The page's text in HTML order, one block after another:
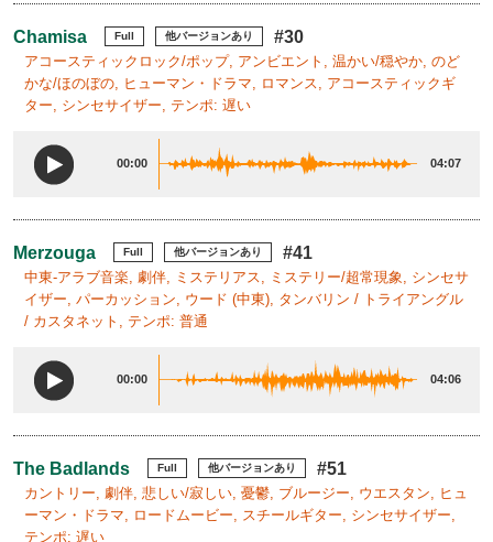
Chamisa Full 他バージョンあり #30
アコースティックロック/ポップ, アンビエント, 温かい/穏やか, のど
かな/ほのぼの, ヒューマン・ドラマ, ロマンス, アコースティックギ
ター, シンセサイザー, テンポ: 遅い
00:00 04:07
Merzouga Full 他バージョンあり #41
中東-アラブ音楽, 劇伴, ミステリアス, ミステリー/超常現象, シンセサ
イザー, パーカッション, ウード (中東), タンバリン / トライアングル
/ カスタネット, テンポ: 普通
00:00 04:06
The Badlands Full 他バージョンあり #51
カントリー, 劇伴, 悲しい/寂しい, 憂鬱, ブルージー, ウエスタン, ヒュ
ーマン・ドラマ, ロードムービー, スチールギター, シンセサイザー,
テンポ: 遅い